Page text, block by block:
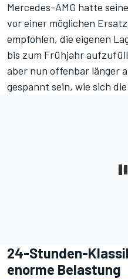
Mercedes-AMG hatte
vor einer möglichen
empfohlen, die eigenen
bis zum Frühjahr
aber nun offenbar länger
gespannt sein, wie sich
24-Stunden-
enorme Belastung